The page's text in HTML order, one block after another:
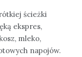
ścieżki
ekspres,
mleko,
napojów.